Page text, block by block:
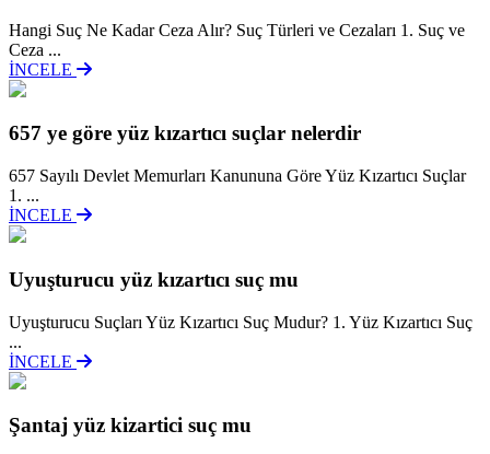
Hangi Suç Ne Kadar Ceza Alır? Suç Türleri ve Cezaları 1. Suç ve
Ceza ...
İNCELE
657 ye göre yüz kızartıcı suçlar nelerdir
657 Sayılı Devlet Memurları Kanununa Göre Yüz Kızartıcı Suçlar
1. ...
İNCELE
Uyuşturucu yüz kızartıcı suç mu
Uyuşturucu Suçları Yüz Kızartıcı Suç Mudur? 1. Yüz Kızartıcı Suç
...
İNCELE
Şantaj yüz kizartici suç mu